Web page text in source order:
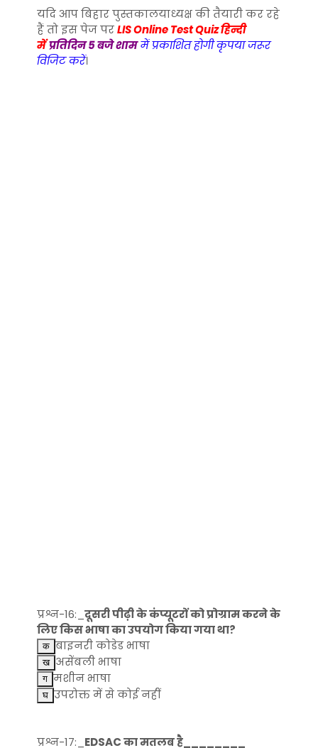
यदि आप बिहार पुस्तकालयाध्यक्ष की तैयारी कर रहे
हैं तो इस पेज परLIS Online Test Quiz हिन्दी
मेंप्रतिदिन 5 बजे शाममें प्रकाशित होगी कृपया जरूर
विजिट करें।
प्रश्न-16:_ दूसरी पीढ़ी के कंप्यूटरों को प्रोग्राम करने के
लिए किस भाषा का उपयोग किया गया था?
बाइनरी कोडेड भाषा
असेंबली भाषा
मशीन भाषा
उपरोक्त में से कोई नहीं
प्रश्न-17:_ EDSAC का मतलब है________